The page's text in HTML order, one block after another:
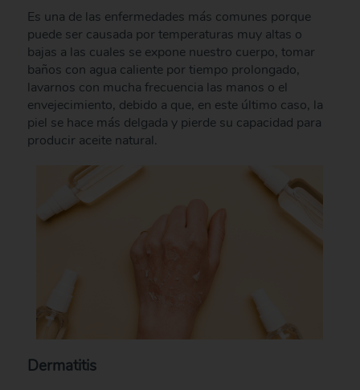
Es una de las enfermedades más comunes porque
puede ser causada por temperaturas muy altas o
bajas a las cuales se expone nuestro cuerpo, tomar
baños con agua caliente por tiempo prolongado,
lavarnos con mucha frecuencia las manos o el
envejecimiento, debido a que, en este último caso, la
piel se hace más delgada y pierde su capacidad para
producir aceite natural.
Dermatitis